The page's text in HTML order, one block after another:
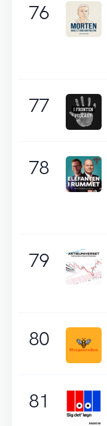
76
77
78
79
80
81